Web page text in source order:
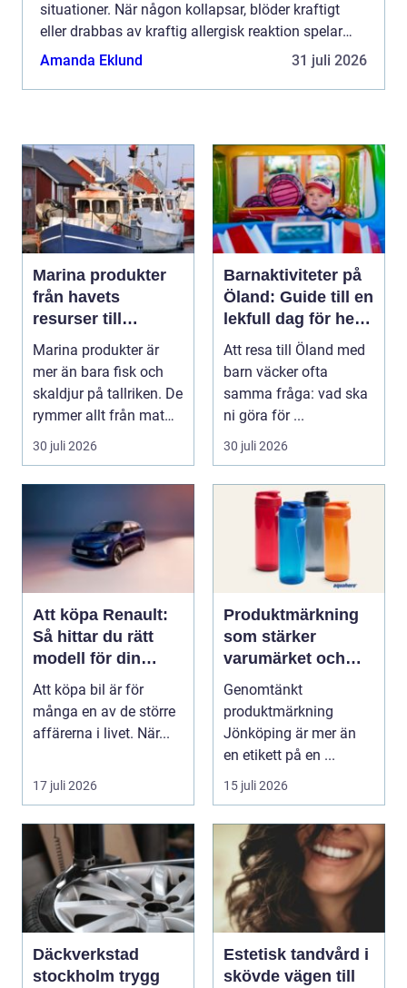
situationer. När någon kollapsar, blöder kraftigt
eller drabbas av kraftig allergisk reaktion spelar
minuterna stor roll. Den som vet hur man agerar
Amanda Eklund 31 juli 2026
Marina produkter
från havets
resurser till
hållbara
upplevelser
Marina produkter är
mer än bara fisk och
skaldjur på tallriken. De
rymmer allt från mat
och hälsa ti...
30 juli 2026
Barnaktiviteter på
Öland: Guide till en
lekfull dag för hela
familjen
Att resa till Öland med
barn väcker ofta
samma fråga: vad ska
ni göra för ...
30 juli 2026
Att köpa Renault:
Så hittar du rätt
modell för din
vardag
Att köpa bil är för
många en av de större
affärerna i livet. När...
17 juli 2026
Produktmärkning
som stärker
varumärket och
förenklar vardagen
Genomtänkt
produktmärkning
Jönköping är mer än
en etikett på en ...
15 juli 2026
Däckverkstad
stockholm trygg
Estetisk tandvård i
skövde vägen till